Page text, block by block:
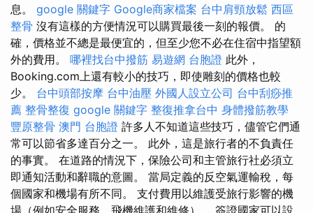
息。 google 關鍵字 Google商家檔案 台中肩頸放鬆 西區
整骨 沒有這樣的方便情況可以購買最後一刻的報價。 的
確，價格並不總是最便宜的，但至少您不必在住宿中指望額
外的費用。 哪裡找台中撥筋 易遊網 台胞證 此外，
Booking.com上還有較小的技巧，即使雕刻的價格也較
少。 台中頭部按摩 台中油壓 外國人設立公司 台中刮痧推
薦 整骨整復 google 關鍵字 整復推拿台中 身體撥筋教學
豐原整骨 澳門 台胞證 許多人不知道這些技巧，儘管它們通
常可以節省多達百分之一。 此外，這是旅行者的不負責任
的事實。 在道路的情況下，保險公司和主管旅行社必須立
即通知活動和辭職的意圖。 當局定義的反空氣運輸稅，每
個國家和機場有所不同。 支付費用以維護受旅行影響的機
場（例如安全服務，飛機維護和維修）。 簽證國家可以設